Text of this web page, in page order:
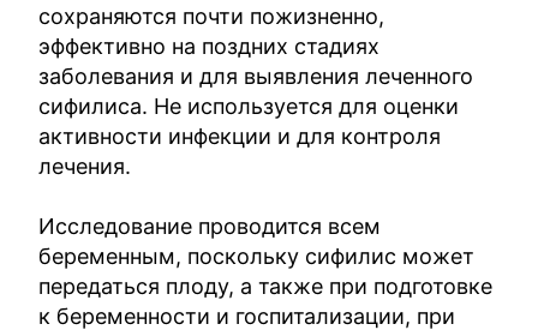
сохраняются почти пожизненно,
эффективно на поздних стадиях
заболевания и для выявления леченного
сифилиса. Не используется для оценки
активности инфекции и для контроля
лечения.
Исследование проводится всем
беременным, поскольку сифилис может
передаться плоду, а также при подготовке
к беременности и госпитализации, при